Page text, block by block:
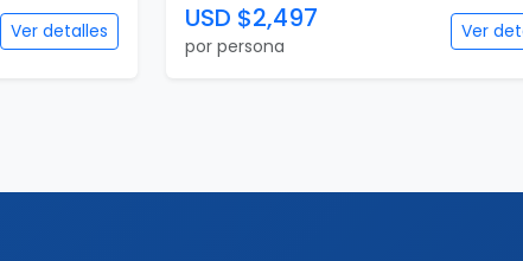
Ver detalles USD $2,497
por persona
Ver